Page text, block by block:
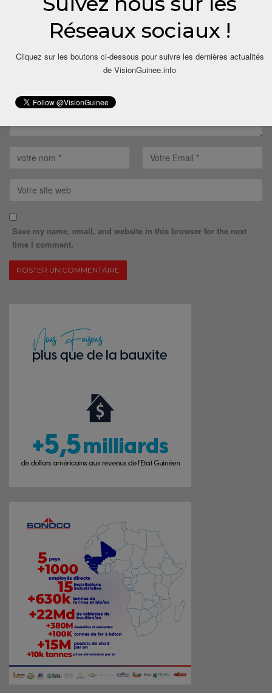
Votre adresse email ne sera pas publiée.
Save my name, email, and website in this browser for the next
time I comment.
Réseaux sociaux !
Cliquez sur les boutons ci-dessous pour suivre les dernières actualités
de VisionGuinee.info